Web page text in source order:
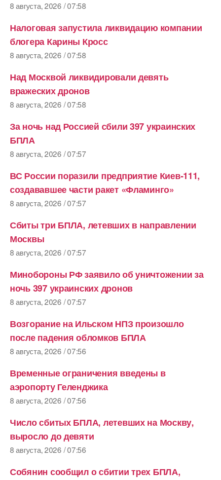
8 августа, 2026 / 07:58
Налоговая запустила ликвидацию компании
блогера Карины Кросс
8 августа, 2026 / 07:58
Над Москвой ликвидировали девять
вражеских дронов
8 августа, 2026 / 07:58
За ночь над Россией сбили 397 украинских
БПЛА
8 августа, 2026 / 07:57
ВС России поразили предприятие Киев-111,
создававшее части ракет «Фламинго»
8 августа, 2026 / 07:57
Сбиты три БПЛА, летевших в направлении
Москвы
8 августа, 2026 / 07:57
Минобороны РФ заявило об уничтожении за
ночь 397 украинских дронов
8 августа, 2026 / 07:57
Возгорание на Ильском НПЗ произошло
после падения обломков БПЛА
8 августа, 2026 / 07:56
Временные ограничения введены в
аэропорту Геленджика
8 августа, 2026 / 07:56
Число сбитых БПЛА, летевших на Москву,
выросло до девяти
8 августа, 2026 / 07:56
Собянин сообщил о сбитии трех БПЛА,